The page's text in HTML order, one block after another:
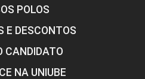
POLOS
E DESCONTOS
CANDIDATO
NA UNIUBE